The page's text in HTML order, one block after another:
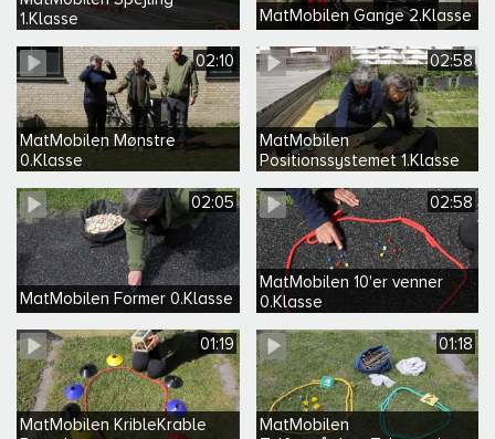
1.Klasse
MatMobilen Gange 2.Klasse
02:10
MatMobilen Mønstre
0.Klasse
02:58
MatMobilen
Positionssystemet 1.Klasse
02:05
MatMobilen Former 0.Klasse
02:58
MatMobilen 10'er venner
0.Klasse
01:19
MatMobilen KribleKrable
01:18
MatMobilen